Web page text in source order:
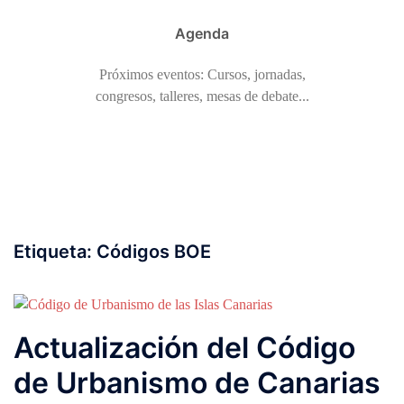
Agenda
Próximos eventos: Cursos, jornadas,
congresos, talleres, mesas de debate...
Etiqueta: Códigos BOE
Actualización del Código
de Urbanismo de Canarias